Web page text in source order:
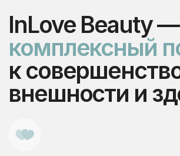
мужчин и женщин
аппаратами MedioStar
Monolith, Skin